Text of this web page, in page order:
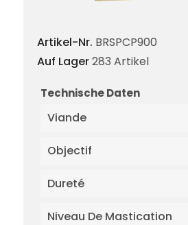
Artikel-Nr. BRSPCP900
Auf Lager283 Artikel
Technische Daten
Viande
Objectif
Dureté
Niveau De Mastication